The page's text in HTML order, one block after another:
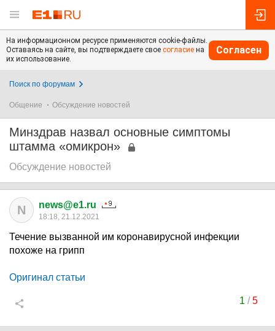
На информационном ресурсе применяются cookie-файлы.
Оставаясь на сайте, вы подтверждаете свое согласие на
их использование.
Согласен
Поиск по форумам
Общение Обсуждение новостей
Минздрав назвал основные симптомы
штамма «омикрон»
Обсуждение новостей
N news@e1.ru
18:18, 21.12.2021
Течение вызванной им коронавирусной инфекции
похоже на грипп
Оригинал статьи
1 /5